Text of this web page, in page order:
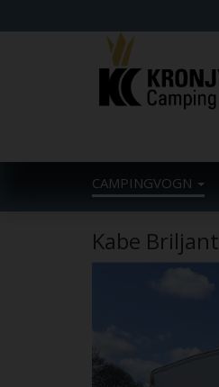
CAMPINGVOGN
Kabe Briljant